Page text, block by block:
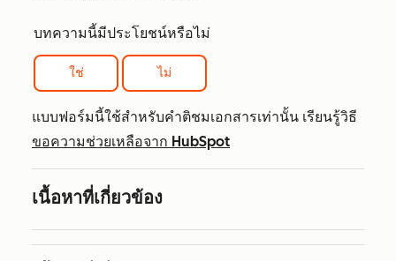
บทความนี้มีประโยชน์หรือไม่
ใช่ ไม่
แบบฟอร์มนี้ใช้สำหรับคำติชมเอกสารเท่านั้น เรียนรู้วิธี
ขอความช่วยเหลือจาก HubSpot
เนื้อหาที่เกี่ยวข้อง